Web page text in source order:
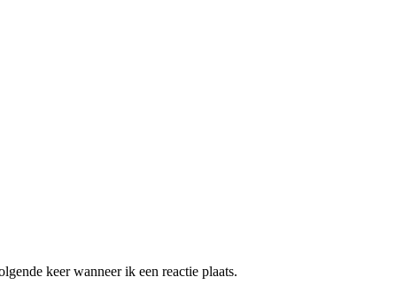
keer wanneer ik een reactie plaats.